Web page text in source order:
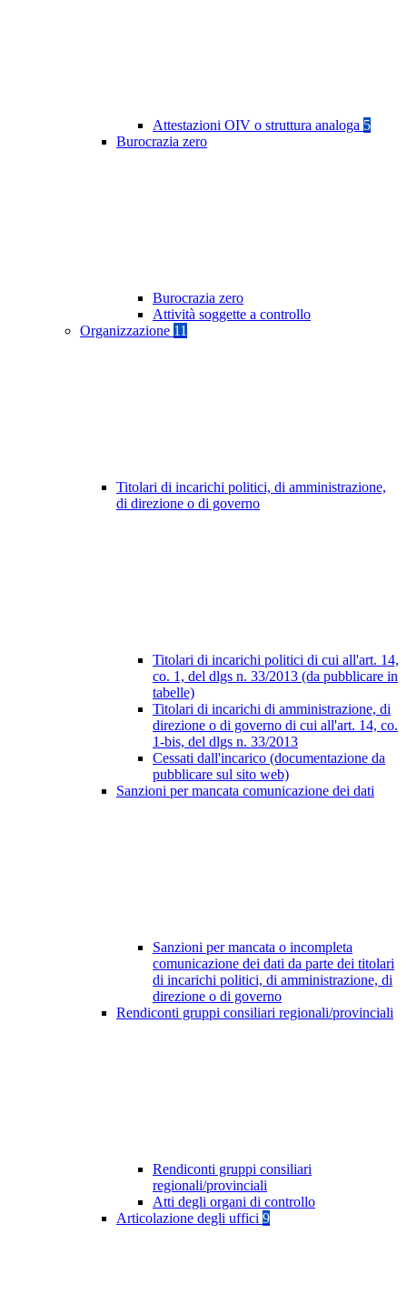
Attestazioni OIV o struttura analoga 5
Burocrazia zero
Burocrazia zero
Attività soggette a controllo
Organizzazione 11
Titolari di incarichi politici, di amministrazione,
di direzione o di governo
Titolari di incarichi politici di cui all'art. 14,
co. 1, del dlgs n. 33/2013 (da pubblicare in
tabelle)
Titolari di incarichi di amministrazione, di
direzione o di governo di cui all'art. 14, co.
1-bis, del dlgs n. 33/2013
Cessati dall'incarico (documentazione da
pubblicare sul sito web)
Sanzioni per mancata comunicazione dei dati
Sanzioni per mancata o incompleta
comunicazione dei dati da parte dei titolari
di incarichi politici, di amministrazione, di
direzione o di governo
Rendiconti gruppi consiliari regionali/provinciali
Rendiconti gruppi consiliari
regionali/provinciali
Atti degli organi di controllo
Articolazione degli uffici 9